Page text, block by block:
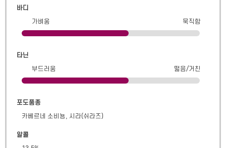
바디
가벼움
묵직함
타닌
부드러움
떫음/거친
포도품종
카베르네 소비뇽, 시라(쉬라즈)
알콜